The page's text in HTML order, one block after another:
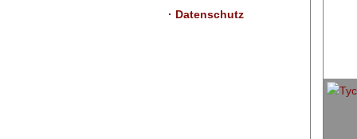
· Datenschutz